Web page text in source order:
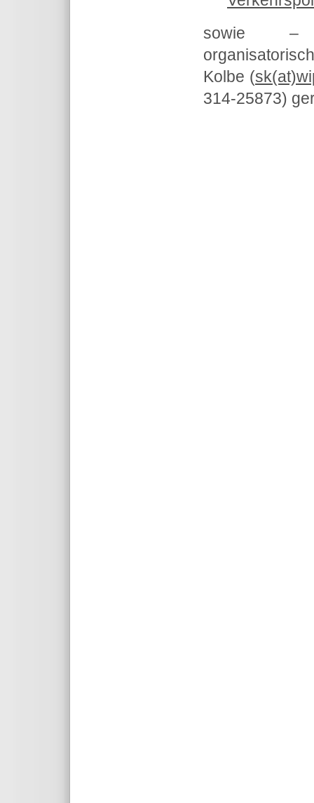
sowie –
Kolbe (
314-25873)